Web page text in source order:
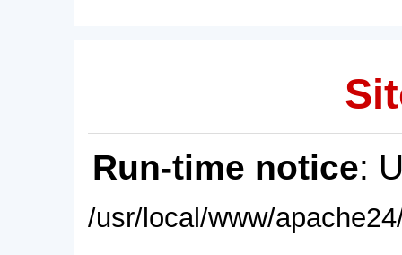
Run-time notice:
/usr/local/www/